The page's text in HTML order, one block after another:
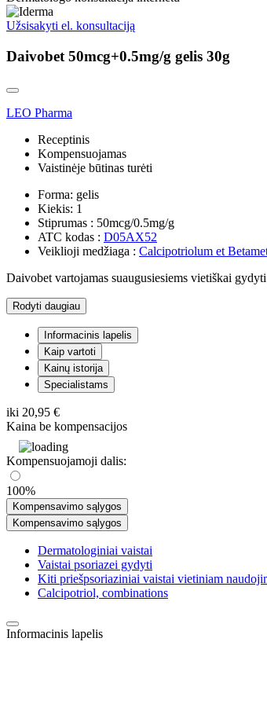
Užsisakyti el. konsultaciją
Daivobet 50mcg+0.5mg/g gelis 30g
LEO Pharma
Receptinis
Kompensuojamas
Vaistinėje būtinas turėti
Forma: gelis
Kiekis: 1
Stiprumas : 50mcg/0.5mg/g
ATC kodas : D05AX52
Veiklioji medžiaga : Calcipotriolum et
Daivobet vartojamas suaugusiesiems vietiškai
Rodyti daugiau
Informacinis lapelis
Kaip vartoti
Kainų istorija
Specialistams
iki 20,95 €
Kaina be kompensacijos
Kompensuojamoji dalis:
100%
Kompensavimo sąlygos
Kompensavimo sąlygos
Dermatologiniai vaistai
Vaistai psoriazei gydyti
Kiti priešpsoriaziniai vaistai vietiniam
Calcipotriol, combinations
Informacinis lapelis